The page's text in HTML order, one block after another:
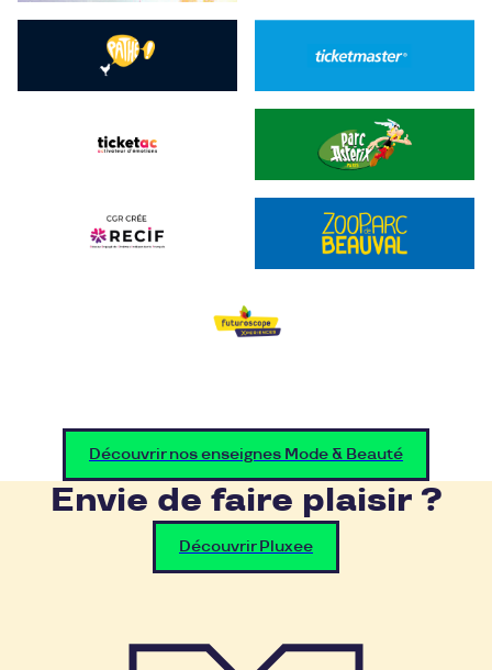
Découvrir nos enseignes Mode & Beauté
Envie de faire plaisir ?
Découvrir Pluxee